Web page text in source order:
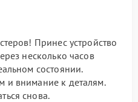
Принес устройство
несколько часов
состоянии.
и внимание к деталям.
снова.